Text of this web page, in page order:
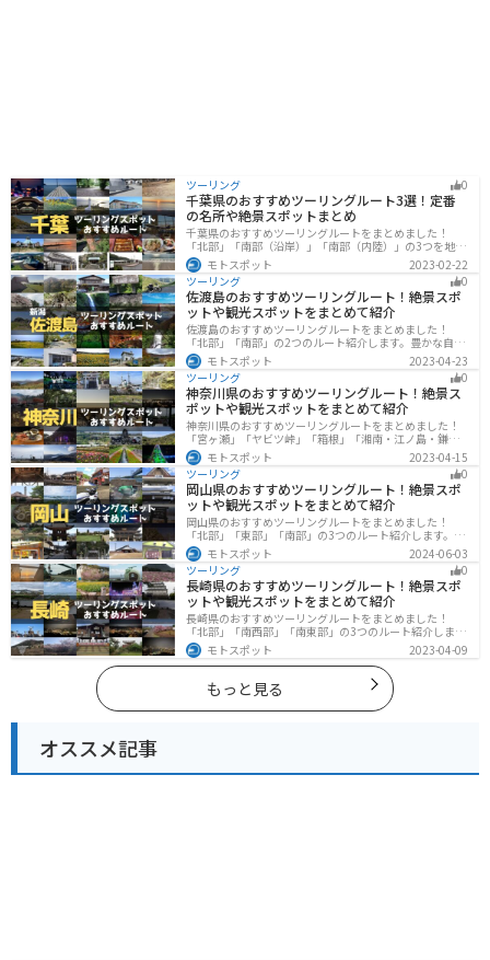
ツーリング 0
千葉県のおすすめツーリングルート3選！定番
の名所や絶景スポットまとめ
千葉県のおすすめツーリングルートをまとめました！
「北部」「南部（沿岸）」「南部（内陸）」の3つを地域
別で紹介します！千葉は首都圏からのアクセスも良く、
海と山どちらも堪能できるのでツーリングには最適な場
所です。
モトスポット
2023-02-22
ツーリング
0
佐渡島のおすすめツーリングルート！絶景スポ
ットや観光スポットをまとめて紹介
佐渡島のおすすめツーリングルートをまとめました！
「北部」「南部」の2つのルート紹介します。豊かな自然
と歴史的なスポット、トキなどの貴重な動物を見られる
スポットが多数あります。バイクで佐渡島にツーリング
に行く際は参考にしてください。
モトスポット
2023-04-23
ツーリング
0
神奈川県のおすすめツーリングルート！絶景ス
ポットや観光スポットをまとめて紹介
神奈川県のおすすめツーリングルートをまとめました！
「宮ヶ瀬」「ヤビツ峠」「箱根」「湘南・江ノ島・鎌
倉」「三浦」「みなとみらい」の6つのルート紹介しま
す。自然豊かなスポット、歴史ある観光名所、都市部で
楽しめるツーリングスポットまで多数あります。バイク
で神奈川県にツーリングに行く際は参考にしてくださ
い。
モトスポット
2023-04-15
ツーリング
0
岡山県のおすすめツーリングルート！絶景スポ
ットや観光スポットをまとめて紹介
岡山県のおすすめツーリングルートをまとめました！
「北部」「東部」「南部」の3つのルート紹介します。岡
山市や倉敷市など、歴史ある街並みも魅力的で、バイク
ツーリングに最適なスポットが多数あります。バイクで
岡山県にツーリングに行く際は参考にしてください。
モトスポット
2024-06-03
ツーリング
0
長崎県のおすすめツーリングルート！絶景スポ
ットや観光スポットをまとめて紹介
長崎県のおすすめツーリングルートをまとめました！
「北部」「南西部」「南東部」の3つのルート紹介しま
す。国際色豊かな街並みや世界遺産、絶景ポイントが数
多く存在し、様々な楽しみ方ができます。バイクで長崎
県にツーリングに行く際は参考にしてください。
モトスポット 2023-04-09
もっと見る
オススメ記事